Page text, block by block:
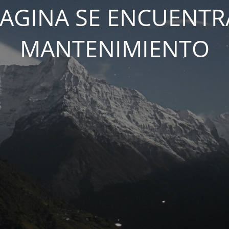
SE
MANTENIMIENTO